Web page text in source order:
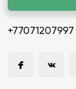
+77071207997